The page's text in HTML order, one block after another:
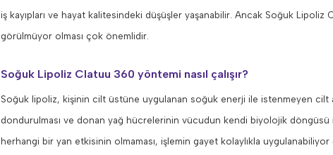
iş kayıpları ve hayat kalitesindeki düşüşler yaşanabilir. Ancak Soğuk
görülmüyor olması çok önemlidir.
Soğuk Lipoliz Clatuu 360 yöntemi nasıl çalışır?
Soğuk lipoliz, kişinin cilt üstüne uygulanan soğuk enerji ile istenmeyen cilt
dondurulması ve donan yağ hücrelerinin vücudun kendi biyolojik döngüsü
herhangi bir yan etkisinin olmaması, işlemin gayet kolaylıkla